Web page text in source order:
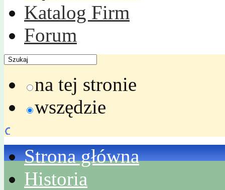
Katalog Firm
Forum
na tej stronie
wszędzie
Strona główna
Historia